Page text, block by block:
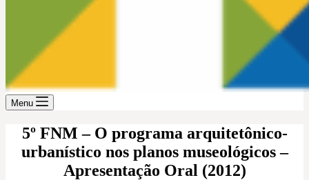
Menu
5º FNM – O programa arquitetônico-
urbanístico nos planos museológicos –
Apresentação Oral (2012)